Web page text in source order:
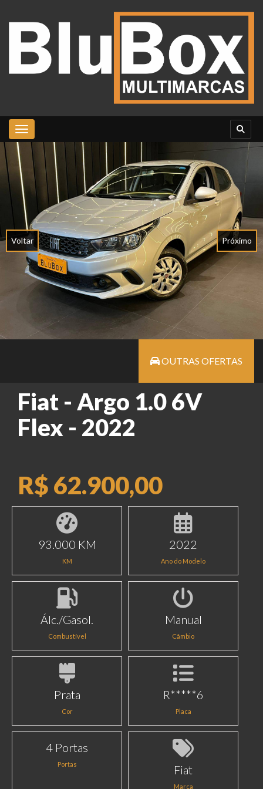
Toggle navigation
Voltar Próximo
OUTRAS OFERTAS
Fiat - Argo 1.0 6V
Flex - 2022
R$ 62.900,00
93.000 KM
KM
2022
Ano do Modelo
Álc./Gasol.
Combustível
Manual
Câmbio
Prata
Cor
R*****6
Placa
4 Portas
Portas Fiat
Marca